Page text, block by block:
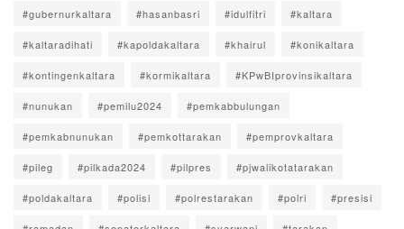
#gubernurkaltara #hasanbasri #idulfitri #kaltara
#kaltaradihati #kapoldakaltara #khairul #konikaltara
#kontingenkaltara #kormikaltara #KPwBIprovinsikaltara
#nunukan #pemilu2024 #pemkabbulungan
#pemkabnunukan #pemkottarakan #pemprovkaltara
#pileg #pilkada2024 #pilpres #pjwalikotatarakan
#poldakaltara #polisi #polrestarakan #polri #presisi